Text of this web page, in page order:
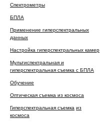
Спектрометры
БПЛА
Применение гиперспектральных
данных
Настройка гиперспектральных камер
Мультиспектральная и
гиперспектральная съемка с БПЛА
Обучение
Оптическая съемка из космоса
Гиперспектральная съемка из
космоса